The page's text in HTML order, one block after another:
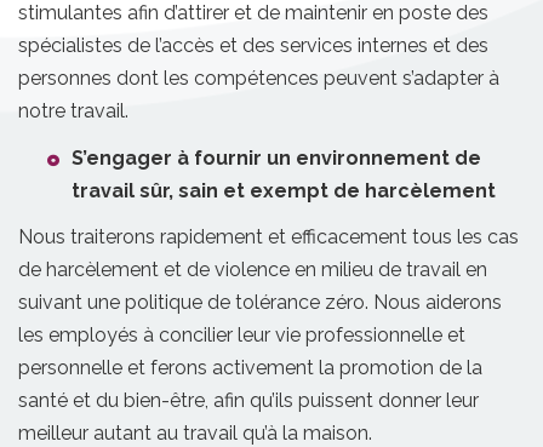
stimulantes afin d’attirer et de maintenir en poste des
spécialistes de l’accès et des services internes et des
personnes dont les compétences peuvent s’adapter à
notre travail.
S’engager à fournir un environnement de
travail sûr, sain et exempt de harcèlement
Nous traiterons rapidement et efficacement tous les cas
de harcèlement et de violence en milieu de travail en
suivant une politique de tolérance zéro. Nous aiderons
les employés à concilier leur vie professionnelle et
personnelle et ferons activement la promotion de la
santé et du bien-être, afin qu’ils puissent donner leur
meilleur autant au travail qu’à la maison.